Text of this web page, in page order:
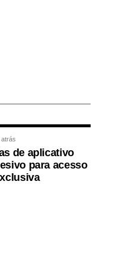
atrás
de aplicativo
para acesso